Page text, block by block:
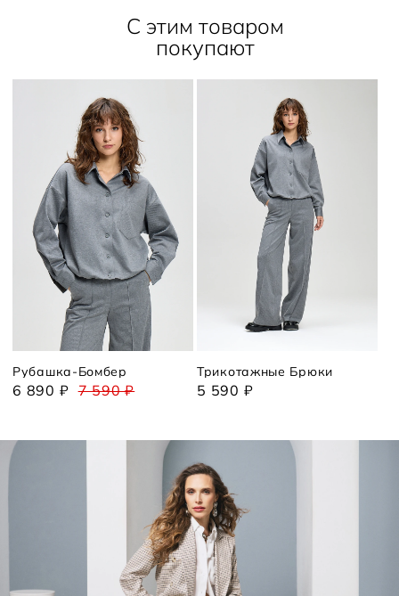
С этим товаром
покупают
Рубашка-Бомбер
6 890 ₽ 7 590 ₽
Трикотажные Брюки
5 590 ₽